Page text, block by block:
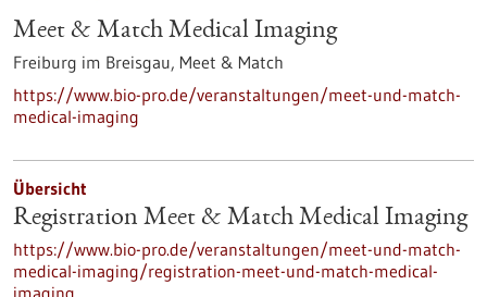
Meet & Match Medical Imaging
Freiburg im Breisgau, Meet & Match
https://www.bio-pro.de/veranstaltungen/meet-und-match-
medical-imaging
Übersicht
Registration Meet & Match Medical Imaging
https://www.bio-pro.de/veranstaltungen/meet-und-match-
medical-imaging/registration-meet-und-match-medical-
imaging